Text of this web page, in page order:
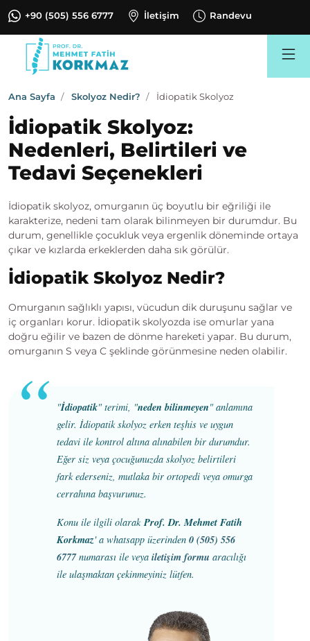
+90 (505) 556 6777 İletişim Randevu
Ana Sayfa Skolyoz Nedir? İdiopatik Skolyoz
İdiopatik Skolyoz:
Nedenleri, Belirtileri ve
Tedavi Seçenekleri
İdiopatik skolyoz, omurganın üç boyutlu bir eğriliği ile
karakterize, nedeni tam olarak bilinmeyen bir durumdur. Bu
durum, genellikle çocukluk veya ergenlik döneminde ortaya
çıkar ve kızlarda erkeklerden daha sık görülür.
İdiopatik Skolyoz Nedir?
Omurganın sağlıklı yapısı, vücudun dik duruşunu sağlar ve
iç organları korur. İdiopatik skolyozda ise omurlar yana
doğru eğilir ve bazen de dönme hareketi yapar. Bu durum,
omurganın S veya C şeklinde görünmesine neden olabilir.
"İdiopatik" terimi, "neden bilinmeyen" anlamına
gelir. İdiopatik skolyoz erken teşhis ve uygun
tedavi ile kontrol altına alınabilen bir durumdur.
Eğer siz veya çocuğunuzda skolyoz belirtileri
fark ederseniz, mutlaka bir ortopedi veya omurga
cerrahına başvurunuz.
Konu ile ilgili olarakProf. Dr. Mehmet Fatih
Korkmaz' a whatsapp üzerinden 0 (505) 556
6777numarası ile veya iletişim formu aracılığı
ile ulaşmaktan çekinmeyiniz lütfen.